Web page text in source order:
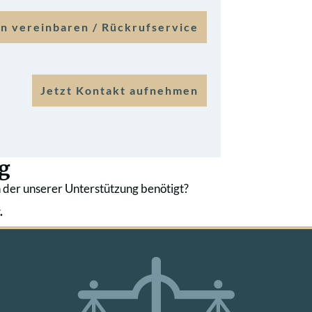
vereinbaren / Rückrufservice
Jetzt Kontakt aufnehmen
der unserer Unterstützung benötigt?